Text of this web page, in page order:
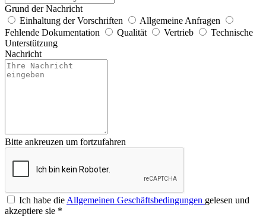
Grund der Nachricht
Einhaltung der Vorschriften
Allgemeine Anfragen
Fehlende Dokumentation
Qualität Vertrieb
Technische
Unterstützung
Nachricht
Bitte ankreuzen um fortzufahren
Ich habe dieAllgemeinen Geschäftsbedingungen gelesen und
akzeptiere sie *